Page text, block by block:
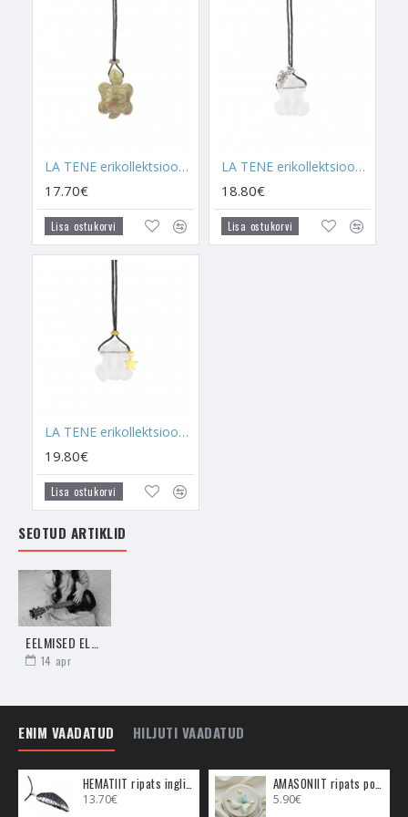
Roosa Kvarts on ülim armastusekristall, milles on olemas kõik
see, mida sul on vaja. Armastusekristall, mis õpetab sind
armastama, armastust vastu võtma, seda austama, jagama ja
hindama. Kristall, mille võimuses on sind juhatada
suhetealaselt õigele teele, näidates sulle seda, kellele sinu
sinus üles armastuse, ja seda isegi siis, kui see on sinu sees
väga sügaval lukus. Südametšakra kristall, mis aitab südant
tervendada, sinu hinges olevale kurbusele või
pettumusetundele leevendust tuua. Kristall, millel on oskus
kinkida sulle taas lootus, usk ja jõud, mis aitab sul jälle
armastusse uskuda. Roosa Kvarts sobib igaühele, nii lapsele,
noorele, täiskasvanule kui ka kõrges eas hingele. Roosa Kvarts
toob sõprust ja muudab elu lihtsalt kaunimaks.
Roosa Kvarts koos
sõpru. Need kristallid on eriti kasulikud neile lastele, kes on
teistega head kontakti, luua häid sõprusi, julgustades
sõbrunema ja nautima suhtlust teiste lastega. Parim viis on
DELFIINIsümbol juba üksi on võimas, aga kui seda
ise sümboliseerib vabadust, liikumist, vabalt mõtlemist,
lahkust ja heldust. Peale selle kõige sümboliseerivad Delfiinid
tingimusteta armastust ja seda väljendavad nad oma
elustiiliga. Delfiinid ei reeda kunagi oma kaaslast ja seda annab
edasi ka see sümbol - perekonna kaitset ja armastust.
väärtust, muutes meele rõõmsaks ja tuues välja elu väärtuse.
Hoia seda kristalli endaga ja kingi lapsele, et ta näeks alati elu
võlu.
LA TENE erikollektsioon kaelaehe lastele "UNAKIIT KILPKONN"
17.70€
Lisa ostukorvi
LA TENE erikollektsioon kaelaehe lastele "MÄEKRISTALL KONN"
18.80€
Lisa ostukorvi
LA TENE erikollektsioon kaelaehe lastele "MÄEKRISTALL KONN"
19.80€
Lisa ostukorvi
SEOTUD ARTIKLID
14 apr
ENIM VAADATUD HILJUTI VAADATUD
13.70€ 5.90€